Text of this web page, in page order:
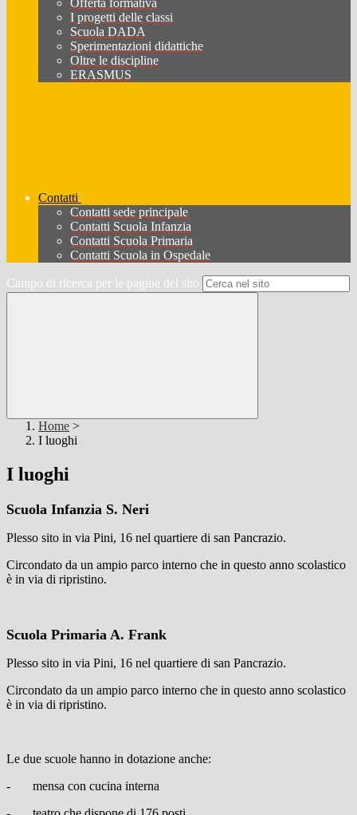
Offerta formativa
I progetti delle classi
Scuola DADA
Sperimentazioni didattiche
Oltre le discipline
ERASMUS
Contatti
Contatti sede principale
Contatti Scuola Infanzia
Contatti Scuola Primaria
Contatti Scuola in Ospedale
Campo di ricerca per le pagine del sito
Home >
I luoghi
I luoghi
Scuola Infanzia S. Neri
Plesso sito in via Pini, 16 nel quartiere di san Pancrazio.
Circondato da un ampio parco interno che in questo anno scolastico
è in via di ripristino.
Scuola Primaria A. Frank
Plesso sito in via Pini, 16 nel quartiere di san Pancrazio.
Circondato da un ampio parco interno che in questo anno scolastico
è in via di ripristino.
Le due scuole hanno in dotazione anche:
- mensa con cucina interna